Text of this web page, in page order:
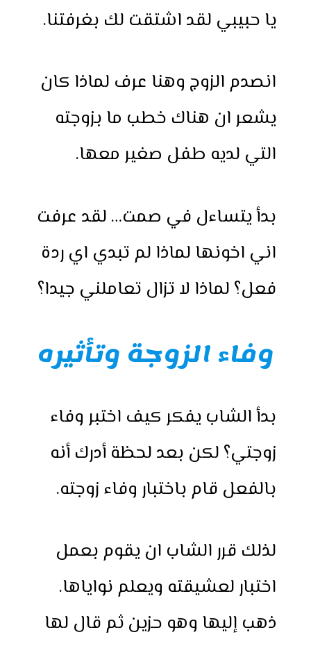
يا حبيبي لقد اشتقت لك بغرفتنا.
انصدم الزوج وهنا عرف لماذا كان
يشعر ان هناك خطب ما بزوجته
التي لديه طفل صغير معها.
بدأ يتساءل في صمت… لقد عرفت
اني اخونها لماذا لم تبدي اي ردة
فعل؟ لماذا لا تزال تعاملني جيدا؟
وفاء الزوجة وتأثيره
بدأ الشاب يفكر كيف اختبر وفاء
زوجتي؟ لكن بعد لحظة أدرك أنه
بالفعل قام باختبار وفاء زوجته.
لذلك قرر الشاب ان يقوم بعمل
اختبار لعشيقته ويعلم نواياها.
ذهب إليها وهو حزين ثم قال لها